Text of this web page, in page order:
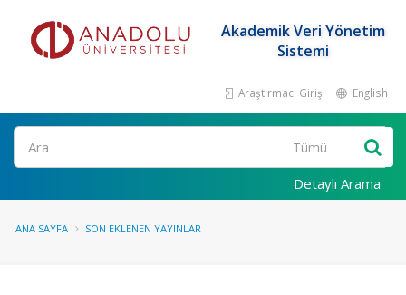
Akademik Veri Yönetim
Sistemi
Araştırmacı Girişi English
Ara
Detaylı Arama
ANA SAYFA SON EKLENEN YAYINLAR